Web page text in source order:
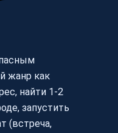
жанр как
найти 1-2
запустить
(встреча,